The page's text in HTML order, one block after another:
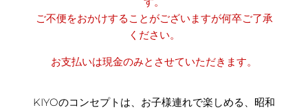
ご不便をおかけすることがございますが何卒ご了承
ください。
お支払いは現金のみとさせていただきます。
KIYOのコンセプトは、お子様連れで楽しめる、昭和